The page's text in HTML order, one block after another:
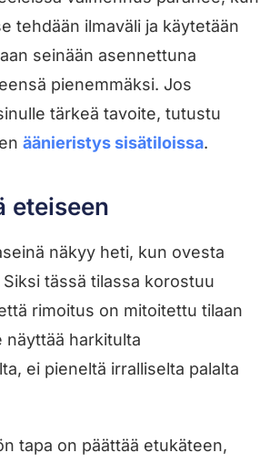
tehdään ilmaväli ja käytetään
seinään asennettuna
pienemmäksi. Jos
tärkeä tavoite, tutustu
äänieristys sisätiloissa.
eteiseen
näkyy heti, kun ovesta
tässä tilassa korostuu
rimoitus on mitoitettu tilaan
näyttää harkitulta
ei pieneltä irralliselta palalta
tapa on päättää etukäteen,